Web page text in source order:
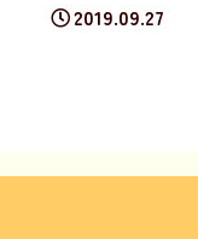
2019.09.27